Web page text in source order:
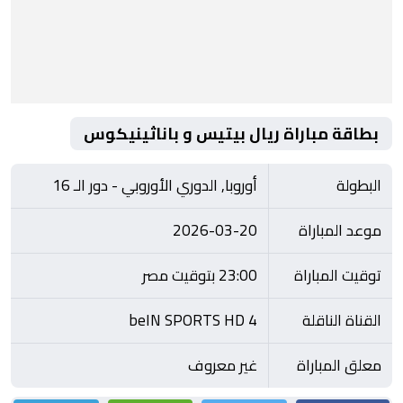
بطاقة مباراة ريال بيتيس و باناثينيكوس
البطولة
أوروبا, الدوري الأوروبي - دور الـ 16
موعد المباراة
2026-03-20
توقيت المباراة
23:00 بتوقيت مصر
القناة الناقلة
beIN SPORTS HD 4
معلق المباراة
غير معروف